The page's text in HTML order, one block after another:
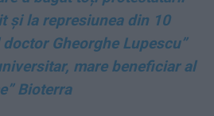
și la represiunea din 10
Gheorghe Lupescu”
mare beneficiar al
Bioterra